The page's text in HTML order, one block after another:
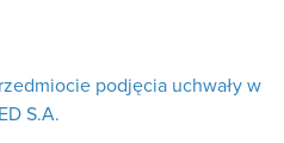
podjęcia uchwały w
S.A.